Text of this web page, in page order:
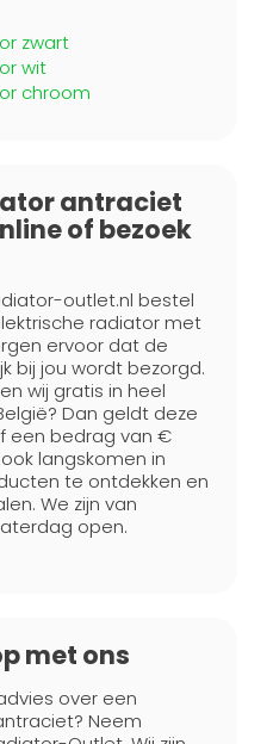
zwart
wit
chroom
antraciet
of bezoek
outlet.nl bestel
radiator met
ervoor dat de
bij jou wordt bezorgd.
wij gratis in heel
Dan geldt deze
een bedrag van €
langskomen in
te ontdekken en
We zijn van
open.
met ons
over een
Neem